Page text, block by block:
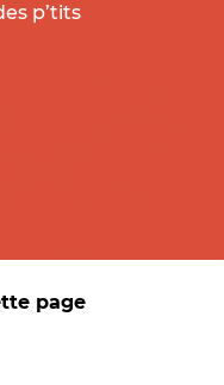
p’tits
page